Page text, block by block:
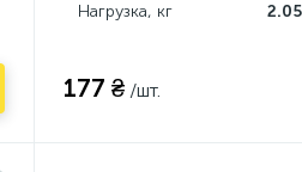
Нагрузка, кг
2.05
177 ₴ /шт.